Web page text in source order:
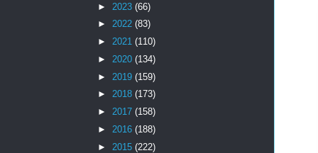
► 2023 (66)
► 2022 (83)
► 2021 (110)
► 2020 (134)
► 2019 (159)
► 2018 (173)
► 2017 (158)
► 2016 (188)
► 2015 (222)